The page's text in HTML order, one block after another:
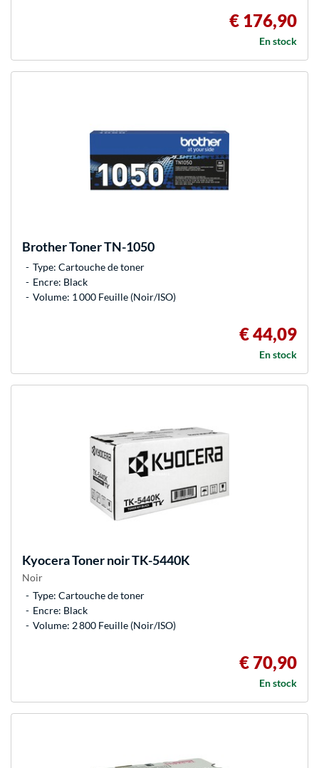
€ 176,90
En stock
BrotherToner TN-1050
Type: Cartouche de toner
Encre: Black
Volume: 1 000 Feuille (Noir/ISO)
€ 44,09
En stock
KyoceraToner noir TK-5440K
Noir
Type: Cartouche de toner
Encre: Black
Volume: 2 800 Feuille (Noir/ISO)
€ 70,90
En stock